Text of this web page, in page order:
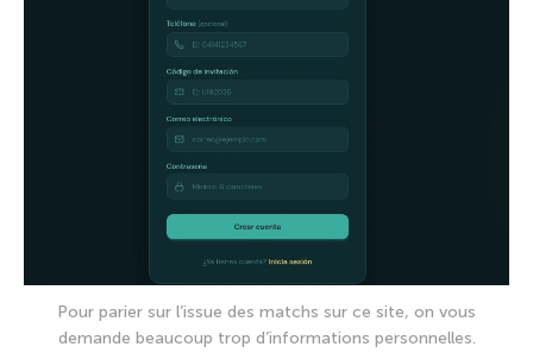
Pour parier sur l’issue des matchs sur ce site, on vous
demande beaucoup trop d’informations personnelles.